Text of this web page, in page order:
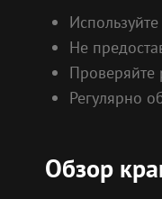
Не
Проверяйте
Регулярно
Обзор